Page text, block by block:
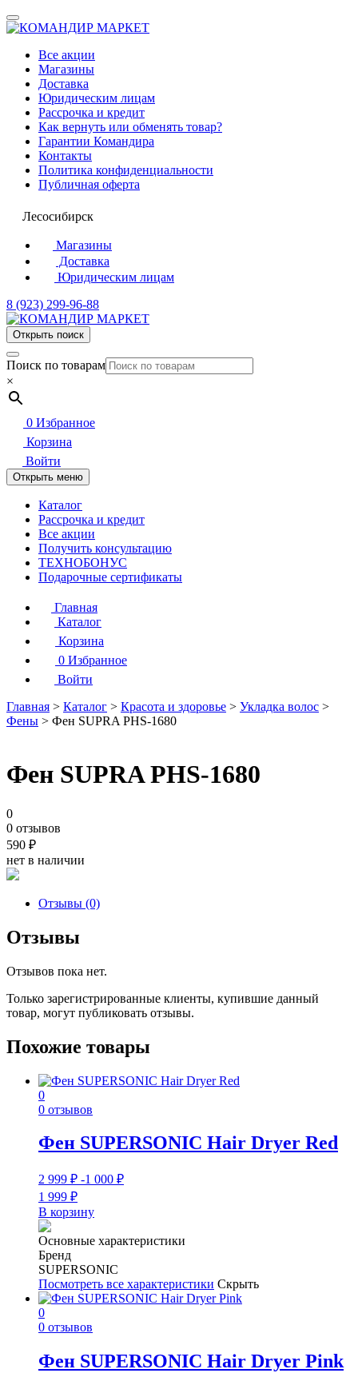
Все акции
Магазины
Доставка
Юридическим лицам
Рассрочка и кредит
Как вернуть или обменять товар?
Гарантии Командира
Контакты
Политика конфиденциальности
Публичная оферта
Лесосибирск
Магазины
Доставка
Юридическим лицам
8 (923) 299-96-88
Открыть поиск
Поиск по товарам
×
0 Избранное
Корзина
Войти
Открыть меню
Каталог
Рассрочка и кредит
Все акции
Получить консультацию
ТЕХНОБОНУС
Подарочные сертификаты
Главная
Каталог
Корзина
0 Избранное
Войти
Главная > Каталог > Красота и здоровье > Укладка волос >
Фены > Фен SUPRA PHS-1680
Фен SUPRA PHS-1680
0
0 отзывов
590 ₽
нет в наличии
Отзывы (0)
Отзывы
Отзывов пока нет.
Только зарегистрированные клиенты, купившие данный
товар, могут публиковать отзывы.
Похожие товары
0
0 отзывов
Фен SUPERSONIC Hair Dryer Red
2 999 ₽ -1 000 ₽
1 999 ₽
В корзину
Основные характеристики
Бренд
SUPERSONIC
Посмотреть все характеристики Скрыть
0
0 отзывов
Фен SUPERSONIC Hair Dryer Pink